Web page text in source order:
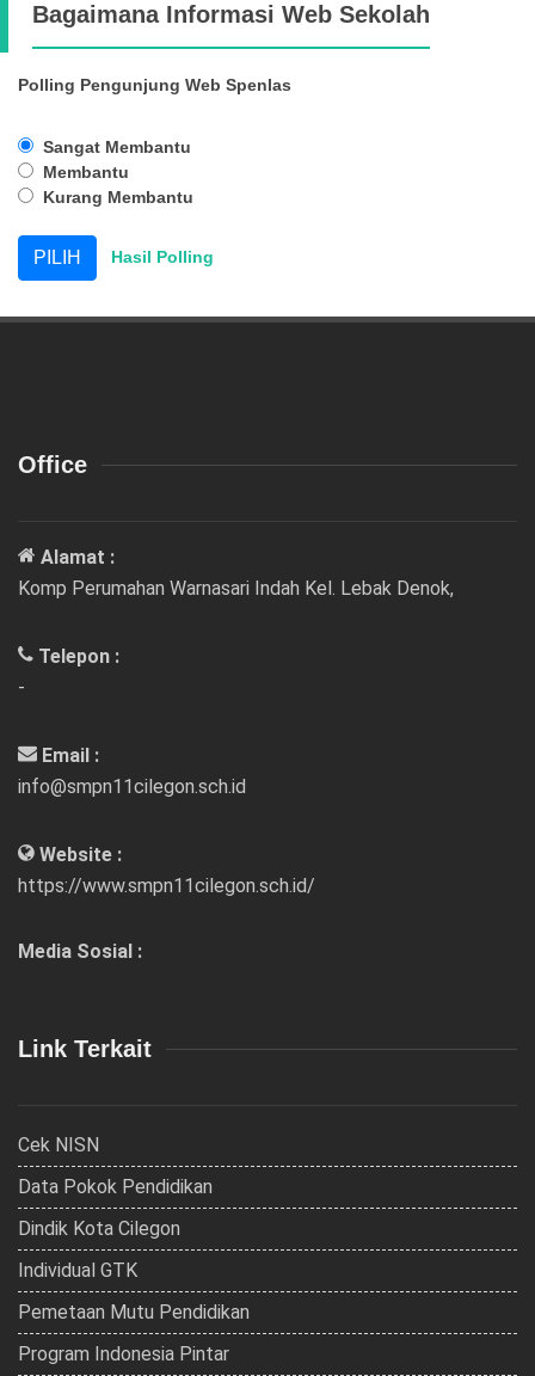
Bagaimana Informasi Web Sekolah
Polling Pengunjung Web Spenlas
Sangat Membantu
Membantu
Kurang Membantu
Hasil Polling
Office
Alamat :
Komp Perumahan Warnasari Indah Kel. Lebak Denok,
Telepon :
-
Email :
info@smpn11cilegon.sch.id
Website :
https://www.smpn11cilegon.sch.id/
Media Sosial :
Link Terkait
Cek NISN
Data Pokok Pendidikan
Dindik Kota Cilegon
Individual GTK
Pemetaan Mutu Pendidikan
Program Indonesia Pintar